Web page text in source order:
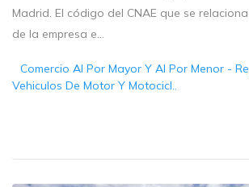
Madrid. El código del CNAE que se
de la empresa e...
Comercio Al Por Mayor Y Al Por Menor -
Vehiculos De Motor Y Motocicl..